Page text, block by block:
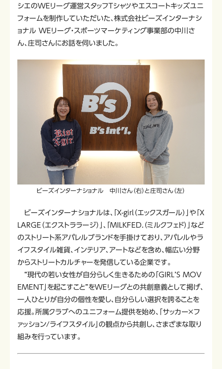
シエのWEリーグ運営スタッフTシャツやエスコートキッズユニ
フォームを制作していただいた、株式会社ビーズインターナシ
ョナル WEリーグ・スポーツマーケティング事業部の中川さ
ん、庄司さんにお話を伺いました。
ビーズインターナショナル 中川さん（右）と庄司さん（左）
ビーズインターナショナルは、「X-girl（エックスガール）」や「X
LARGE（エクストララージ）」、「MILKFED.（ミルクフェド）」など
のストリート系アパレルブランドを手掛けており、アパレルやラ
イフスタイル雑貨、インテリア、アートなどを含め、幅広い分野
からストリートカルチャーを発信している企業です。
“現代の若い女性が自分らしく生きるための「GIRL’S MOV
EMENT」を起こすこと”をWEリーグとの共創意義として掲げ、
一人ひとりが自分の個性を愛し、自分らしい選択を誇ることを
応援。所属クラブへのユニフォーム提供を始め、「サッカー×フ
ァッション/ライフスタイル」の観点から共創し、さまざまな取り
組みを行っています。